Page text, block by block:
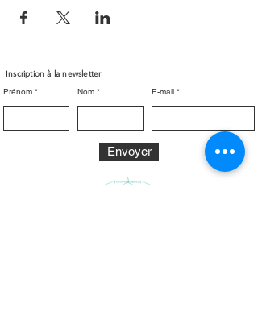
Inscription à la newsletter
Prénom
Nom E-mail
Envoyer